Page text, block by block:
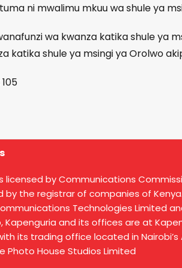
ni mwalimu mkuu wa shule ya
wa kwanza katika shule ya
katika shule ya msingi ya Orolwo
105
licensed by Communications
by the registrar of companies of
Technologies Limited
Kapenguria and its offices are at
its trading office located in Nairobi’s
Photo House Studios Limited